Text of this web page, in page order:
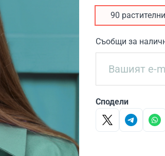
90
Съобщи за
Сподели